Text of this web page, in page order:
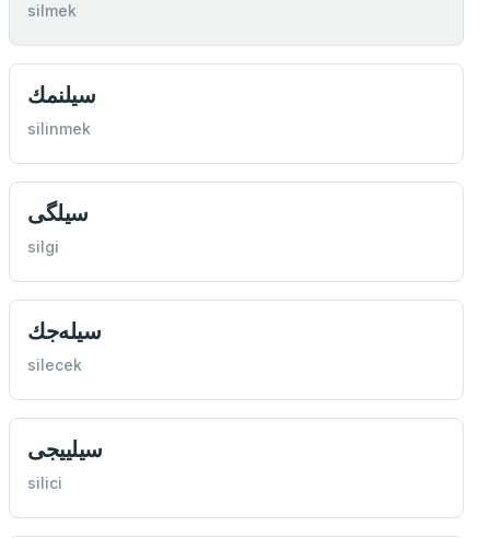
silmek
سيلنمك
silinmek
سيلگی
silgi
سيله‌جك
silecek
سيلييجی
silici